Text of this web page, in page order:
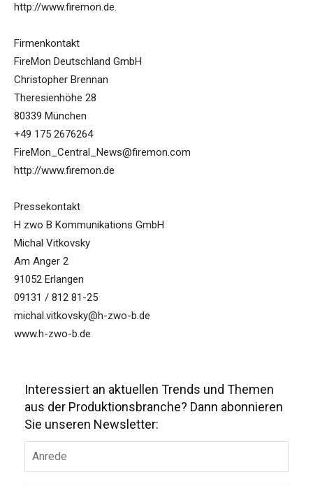
http://www.firemon.de.
Firmenkontakt
FireMon Deutschland GmbH
Christopher Brennan
Theresienhöhe 28
80339 München
+49 175 2676264
FireMon_Central_News@firemon.com
http://www.firemon.de
Pressekontakt
H zwo B Kommunikations GmbH
Michal Vitkovsky
Am Anger 2
91052 Erlangen
09131 / 812 81-25
michal.vitkovsky@h-zwo-b.de
www.h-zwo-b.de
Interessiert an aktuellen Trends und Themen
aus der Produktionsbranche? Dann abonnieren
Sie unseren Newsletter: